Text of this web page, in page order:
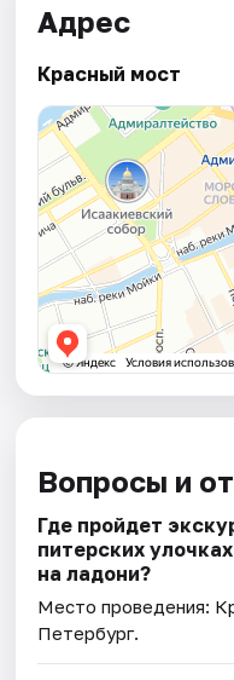
Адрес
Красный мост
Вопросы и
Где пройдет
питерских
на ладони?
Место проведения:
Петербург.